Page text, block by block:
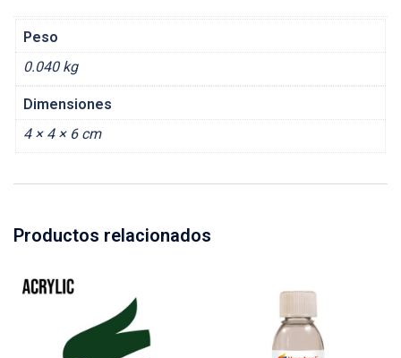
Peso
0.040 kg
Dimensiones
4 × 4 × 6 cm
Productos relacionados